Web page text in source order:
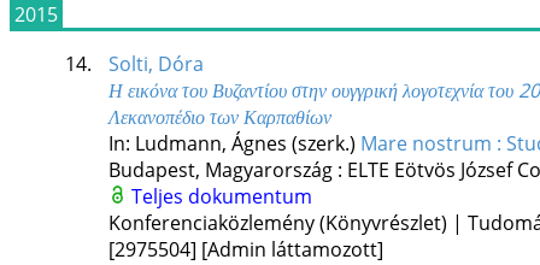
2015
14.
Solti, Dóra
Η εικόνα του Βυζαντίου στην ουγγρική λογοτεχνία του
Λεκανοπέδιο των Καρπαθίων
In: Ludmann, Ágnes (szerk.) Mare nostrum :
Budapest, Magyarország : ELTE Eötvös József
Teljes dokumentum
Konferenciaközlemény (Könyvrészlet) |
[2975504] [Admin láttamozott]